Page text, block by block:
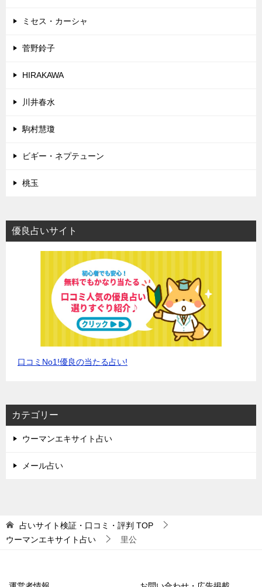
ミセス・カーシャ
菅野鈴子
HIRAKAWA
川井春水
駒村慧瓊
ビギー・ネプテューン
桃玉
優良占いサイト
口コミNo1!優良の当たる占い!
カテゴリー
ウーマンエキサイト占い
メール占い
占いサイト検証・口コミ・評判 TOP
ウーマンエキサイト占い
里公